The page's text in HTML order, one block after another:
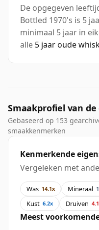
De opgegeven
Bottled 1970's is 5
minimaal 5 jaar in
alle 5 jaar oude
Smaakprofiel van
Gebaseerd op 153
smaakkenmerken
Kenmerkende
Vergeleken met
Was 14.1x Mineraal
Kust 6.2x Druiven
Meest